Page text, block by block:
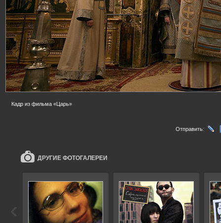
Кадр из фильма «Царь»
Отправить:
ДРУГИЕ ФОТОГАЛЕРЕИ